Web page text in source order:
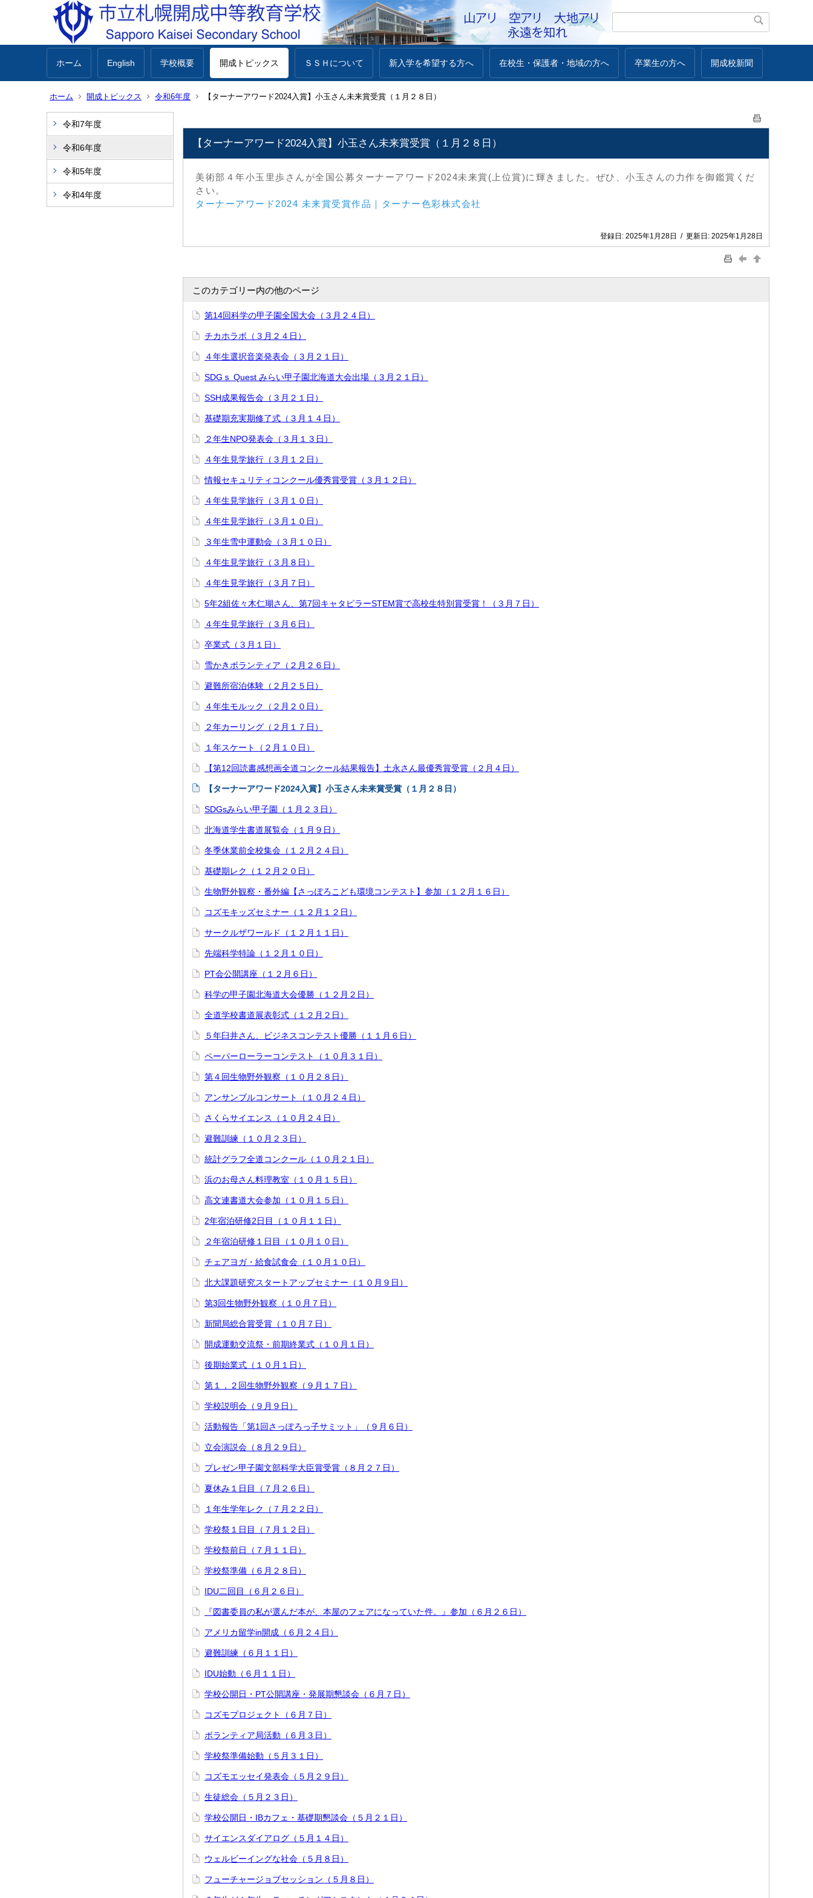
ホーム English 学校概要 開成トピックス ＳＳＨについて 新入学を希望する方へ 在校生・保護者・地域の方へ 卒業生の方へ 開成校新聞
ホーム 開成トピックス 令和6年度 【ターナーアワード2024入賞】小玉さん未来賞受賞（１月２８日）
令和7年度
令和6年度
令和5年度
令和4年度
【ターナーアワード2024入賞】小玉さん未来賞受賞（１月２８日）
美術部４年小玉里歩さんが全国公募ターナーアワード2024未来賞(上位賞)に輝きました。ぜひ、小玉さんの力作を御鑑賞くだ
さい。
ターナーアワード2024 未来賞受賞作品｜ターナー色彩株式会社
登録日: 2025年1月28日 / 更新日: 2025年1月28日
このカテゴリー内の他のページ
第14回科学の甲子園全国大会（３月２４日）
チカホラボ（３月２４日）
４年生選択音楽発表会（３月２１日）
SDGｓ Quest みらい甲子園北海道大会出場（３月２１日）
SSH成果報告会（３月２１日）
基礎期充実期修了式（３月１４日）
２年生NPO発表会（３月１３日）
４年生見学旅行（３月１２日）
情報セキュリティコンクール優秀賞受賞（３月１２日）
４年生見学旅行（３月１０日）
４年生見学旅行（３月１０日）
３年生雪中運動会（３月１０日）
４年生見学旅行（３月８日）
４年生見学旅行（３月７日）
5年2組佐々木仁瑚さん、第7回キャタピラーSTEM賞で高校生特別賞受賞！（３月７日）
４年生見学旅行（３月６日）
卒業式（３月１日）
雪かきボランティア（２月２６日）
避難所宿泊体験（２月２５日）
４年生モルック（２月２０日）
２年カーリング（２月１７日）
１年スケート（２月１０日）
【第12回読書感想画全道コンクール結果報告】土永さん最優秀賞受賞（２月４日）
【ターナーアワード2024入賞】小玉さん未来賞受賞（１月２８日）
SDGsみらい甲子園（１月２３日）
北海道学生書道展覧会（１月９日）
冬季休業前全校集会（１２月２４日）
基礎期レク（１２月２０日）
生物野外観察・番外編【さっぽろこども環境コンテスト】参加（１２月１６日）
コズモキッズセミナー（１２月１２日）
サークルザワールド（１２月１１日）
先端科学特論（１２月１０日）
PT会公開講座（１２月６日）
科学の甲子園北海道大会優勝（１２月２日）
全道学校書道展表彰式（１２月２日）
５年臼井さん、ビジネスコンテスト優勝（１１月６日）
ペーパーローラーコンテスト（１０月３１日）
第４回生物野外観察（１０月２８日）
アンサンブルコンサート（１０月２４日）
さくらサイエンス（１０月２４日）
避難訓練（１０月２３日）
統計グラフ全道コンクール（１０月２１日）
浜のお母さん料理教室（１０月１５日）
高文連書道大会参加（１０月１５日）
2年宿泊研修2日目（１０月１１日）
２年宿泊研修１日目（１０月１０日）
チェアヨガ・給食試食会（１０月１０日）
北大課題研究スタートアップセミナー（１０月９日）
第3回生物野外観察（１０月７日）
新聞局総合賞受賞（１０月７日）
開成運動交流祭・前期終業式（１０月１日）
後期始業式（１０月１日）
第１，２回生物野外観察（９月１７日）
学校説明会（９月９日）
活動報告「第1回さっぽろっ子サミット」（９月６日）
立会演説会（８月２９日）
プレゼン甲子園文部科学大臣賞受賞（８月２７日）
夏休み１日目（７月２６日）
１年生学年レク（７月２２日）
学校祭１日目（７月１２日）
学校祭前日（７月１１日）
学校祭準備（６月２８日）
IDU二回目（６月２６日）
『図書委員の私が選んだ本が、本屋のフェアになっていた件。』参加（６月２６日）
アメリカ留学in開成（６月２４日）
避難訓練（６月１１日）
IDU始動（６月１１日）
学校公開日・PT公開講座・発展期懇談会（６月７日）
コズモプロジェクト（６月７日）
ボランティア局活動（６月３日）
学校祭準備始動（５月３１日）
コズモエッセイ発表会（５月２９日）
生徒総会（５月２３日）
学校公開日・IBカフェ・基礎期懇談会（５月２１日）
サイエンスダイアログ（５月１４日）
ウェルビーイングな社会（５月８日）
フューチャージョブセッション（５月８日）